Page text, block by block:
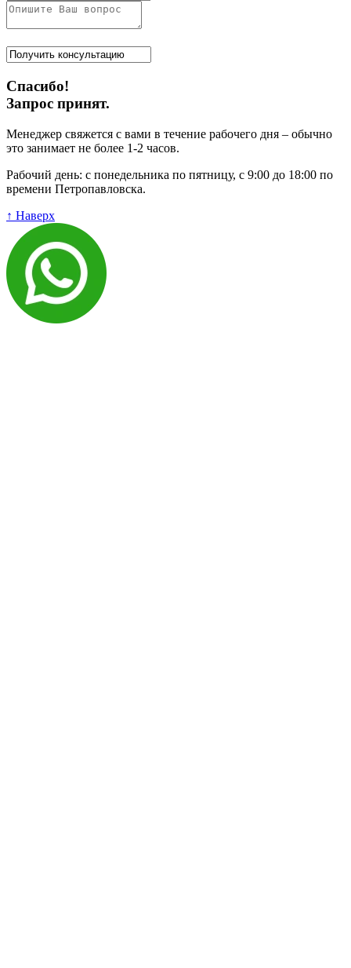
Спасибо!
Запрос принят.
Менеджер свяжется с вами в течение рабочего дня – обычно
это занимает не более 1-2 часов.
Рабочий день: с понедельника по пятницу, с 9:00 до 18:00 по
времени Петропавловска.
↑ Наверх